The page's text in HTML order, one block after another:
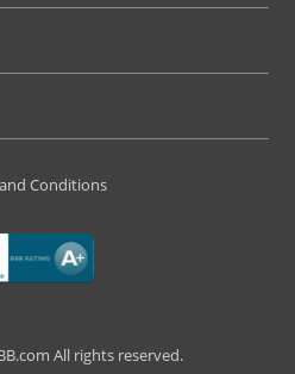
Conditions
All rights reserved.